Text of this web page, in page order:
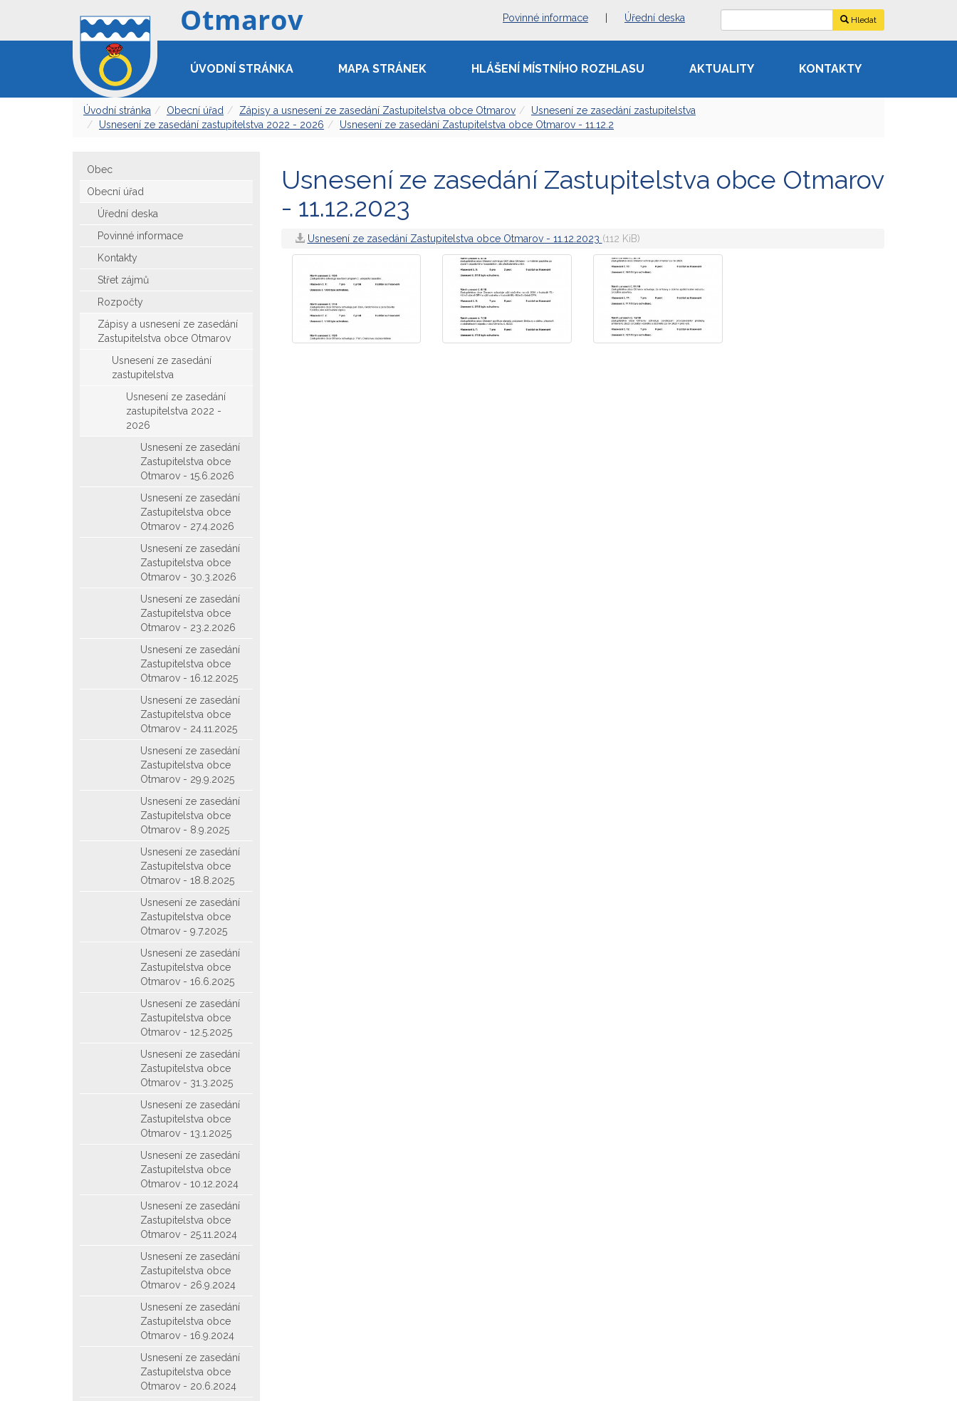
Povinné informace Úřední deska Hledat
ÚVODNÍ STRÁNKA MAPA STRÁNEK HLÁŠENÍ MÍSTNÍHO ROZHLASU AKTUALITY KONTAKTY
Úvodní stránka Obecní úřad Zápisy a usnesení ze zasedání Zastupitelstva obce Otmarov
Usnesení ze zasedání zastupitelstva
Usnesení ze zasedání zastupitelstva 2022 - 2026
Usnesení ze zasedání Zastupitelstva obce Otmarov - 11.12.2
Obec
Obecní úřad
Úřední deska
Povinné informace
Kontakty
Střet zájmů
Rozpočty
Zápisy a usnesení ze zasedání
Zastupitelstva obce Otmarov
Usnesení ze zasedání
zastupitelstva
Usnesení ze zasedání
zastupitelstva 2022 -
2026
Usnesení ze zasedání
Zastupitelstva obce
Otmarov - 15.6.2026
Usnesení ze zasedání
Zastupitelstva obce
Otmarov - 27.4.2026
Usnesení ze zasedání
Zastupitelstva obce
Otmarov - 30.3.2026
Usnesení ze zasedání
Zastupitelstva obce
Otmarov - 23.2.2026
Usnesení ze zasedání
Zastupitelstva obce
Otmarov - 16.12.2025
Usnesení ze zasedání
Zastupitelstva obce
Otmarov - 24.11.2025
Usnesení ze zasedání
Zastupitelstva obce
Otmarov - 29.9.2025
Usnesení ze zasedání
Zastupitelstva obce
Otmarov - 8.9.2025
Usnesení ze zasedání
Zastupitelstva obce
Otmarov - 18.8.2025
Usnesení ze zasedání
Zastupitelstva obce
Otmarov - 9.7.2025
Usnesení ze zasedání
Zastupitelstva obce
Otmarov - 16.6.2025
Usnesení ze zasedání
Zastupitelstva obce
Otmarov - 12.5.2025
Usnesení ze zasedání
Zastupitelstva obce
Otmarov - 31.3.2025
Usnesení ze zasedání
Zastupitelstva obce
Otmarov - 13.1.2025
Usnesení ze zasedání
Zastupitelstva obce
Otmarov - 10.12.2024
Usnesení ze zasedání
Zastupitelstva obce
Otmarov - 25.11.2024
Usnesení ze zasedání
Zastupitelstva obce
Otmarov - 26.9.2024
Usnesení ze zasedání
Zastupitelstva obce
Otmarov - 16.9.2024
Usnesení ze zasedání
Zastupitelstva obce
Otmarov - 20.6.2024
Usnesení ze zasedání Zastupitelstva obce Otmarov
- 11.12.2023
Usnesení ze zasedání Zastupitelstva obce Otmarov - 11.12.2023 (112 KiB)